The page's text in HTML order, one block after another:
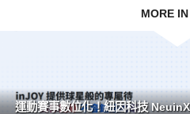
MORE
運動賽事數位化！紐因科技